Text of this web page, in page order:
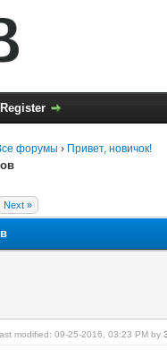
Register
форумы › Привет, новичок!
Next »
modified: 09-25-2016, 03:23 PM by